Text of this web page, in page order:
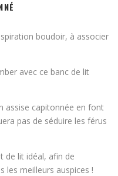
boudoir, à associer
avec ce banc de lit
assise capitonnée en font
pas de séduire les férus
de lit idéal, afin de
les meilleurs auspices !